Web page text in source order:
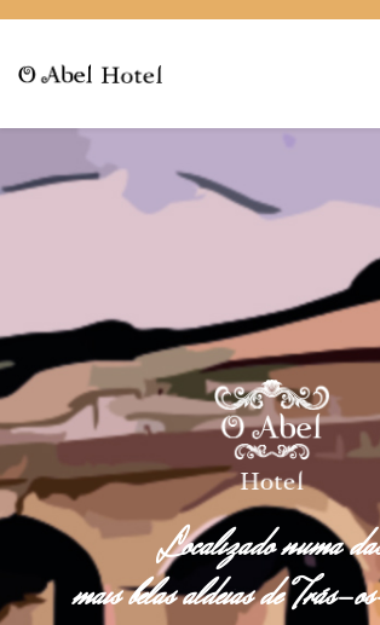
Localizado numa
mais belas aldeias de Trás-